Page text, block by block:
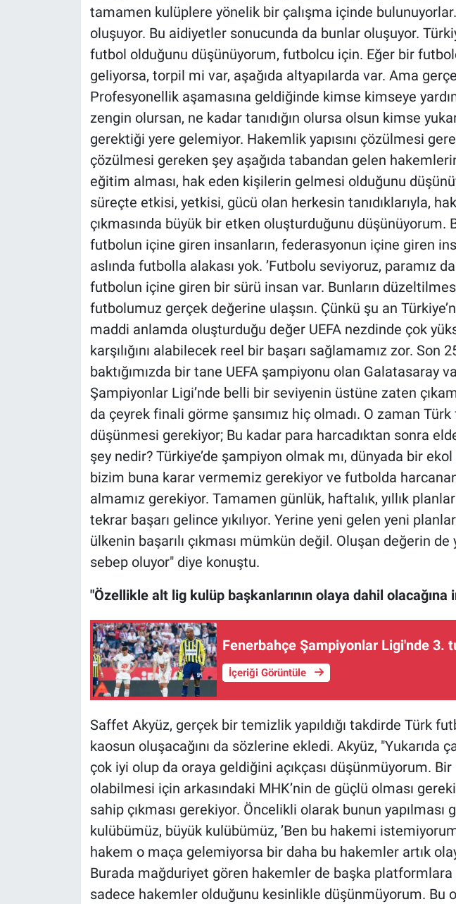
tamamen kulüplere yönelik bir çalışma içinde
oluşuyor. Bu aidiyetler sonucunda da bunlar oluşuyor.
futbol olduğunu düşünüyorum, futbolcu için. Eğer bir
geliyorsa, torpil mi var, aşağıda altyapılarda var. Ama
Profesyonellik aşamasına geldiğinde kimse kimseye
zengin olursan, ne kadar tanıdığın olursa olsun kimse
gerektiği yere gelemiyor. Hakemlik yapısını çözülmesi
çözülmesi gereken şey aşağıda tabandan gelen
eğitim alması, hak eden kişilerin gelmesi olduğunu
süreçte etkisi, yetkisi, gücü olan herkesin tanıdıklarıyla,
çıkmasında büyük bir etken oluşturduğunu düşünüyorum.
futbolun içine giren insanların, federasyonun içine giren
aslında futbolla alakası yok. ’Futbolu seviyoruz, paramız
futbolun içine giren bir sürü insan var. Bunların
futbolumuz gerçek değerine ulaşsın. Çünkü şu an
maddi anlamda oluşturduğu değer UEFA nezdinde çok
karşılığını alabilecek reel bir başarı sağlamamız zor. Son
baktığımızda bir tane UEFA şampiyonu olan Galatasaray
Şampiyonlar Ligi’nde belli bir seviyenin üstüne zaten
da çeyrek finali görme şansımız hiç olmadı. O zaman
düşünmesi gerekiyor; Bu kadar para harcadıktan sonra
şey nedir? Türkiye’de şampiyon olmak mı, dünyada bir
bizim buna karar vermemiz gerekiyor ve futbolda harcanan
almamız gerekiyor. Tamamen günlük, haftalık, yıllık
tekrar başarı gelince yıkılıyor. Yerine yeni gelen yeni
ülkenin başarılı çıkması mümkün değil. Oluşan değerin de
sebep oluyor" diye konuştu.
"Özellikle alt lig kulüp başkanlarının olaya dahil olacağına
Fenerbahçe Şampiyonlar Ligi'nde 3.
İçeriği Görüntüle
Saffet Akyüz, gerçek bir temizlik yapıldığı takdirde Türk
kaosun oluşacağını da sözlerine ekledi. Akyüz, "Yukarıda
çok iyi olup da oraya geldiğini açıkçası düşünmüyorum.
olabilmesi için arkasındaki MHK’nin de güçlü olması
sahip çıkması gerekiyor. Öncelikli olarak bunun yapılması
kulübümüz, büyük kulübümüz, ’Ben bu hakemi
hakem o maça gelemiyorsa bir daha bu hakemler artık
Burada mağduriyet gören hakemler de başka platformlara
sadece hakemler olduğunu kesinlikle düşünmüyorum. Bu